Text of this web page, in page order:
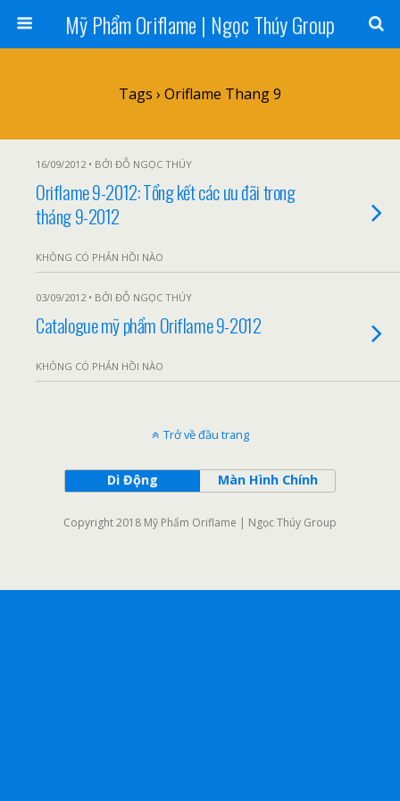
Mỹ Phẩm Oriflame | Ngọc Thúy Group
Tags › Oriflame Thang 9
16/09/2012 • BỞI ĐỖ NGỌC THÚY
Oriflame 9-2012: Tổng kết các ưu đãi trong
tháng 9-2012
KHÔNG CÓ PHẢN HỒI NÀO
03/09/2012 • BỞI ĐỖ NGỌC THÚY
Catalogue mỹ phẩm Oriflame 9-2012
KHÔNG CÓ PHẢN HỒI NÀO
Trở về đầu trang
Di Động Màn Hình Chính
Copyright 2018 Mỹ Phẩm Oriflame | Ngọc Thúy Group